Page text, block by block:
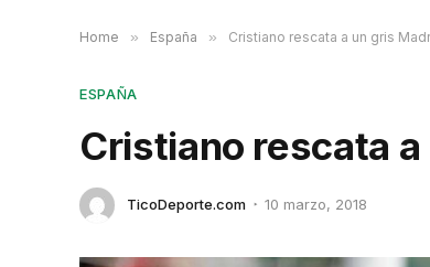
Home » España » Cristiano rescata a un gris
ESPAÑA
Cristiano rescata
TicoDeporte.com 10 marzo, 2018